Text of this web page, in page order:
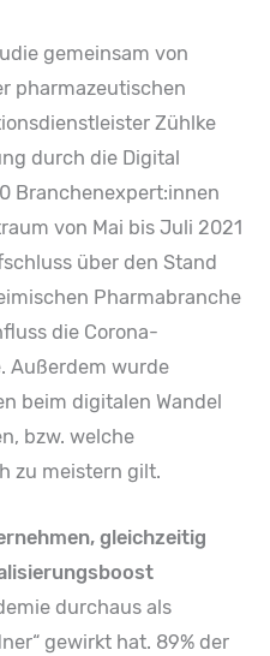
gemeinsam von
pharmazeutischen
Zühlke
durch die Digital
Branchenexpert:innen
von Mai bis Juli 2021
über den Stand
Pharmabranche
die Corona-
Außerdem wurde
beim digitalen Wandel
bzw. welche
zu meistern gilt.
gleichzeitig
durchaus als
gewirkt hat. 89% der